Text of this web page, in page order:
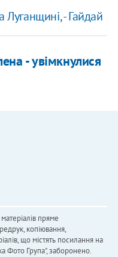
- Гайдай
- увімкнулися
пряме
копіювання,
що містять посилання на
Фото Група", заборонено.